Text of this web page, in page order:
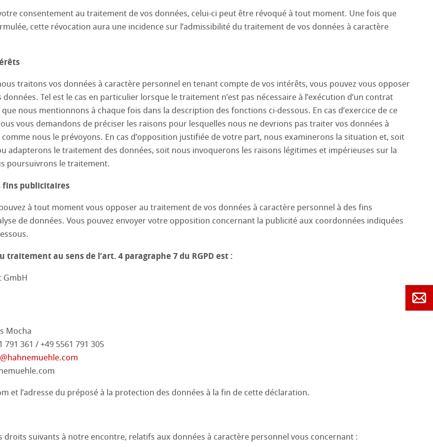
consentement au traitement de vos données, celui-ci peut être révoqué à tout moment. Une fois que
cette révocation aura une incidence sur l’admissibilité du traitement de vos données à caractère
traitons vos données à caractère personnel en tenant compte de vos intérêts, vous pouvez vous opposer
Tel est le cas en particulier lorsque le traitement n’est pas nécessaire à l’exécution d’un contrat
que nous mentionnons à chaque fois dans la description des fonctions ci-dessous. En cas d’exercice de ce
vous demandons de préciser les raisons pour lesquelles nous ne devrions pas traiter vos données à
nous le prévoyons. En cas d’opposition justifiée de votre part, nous examinerons la situation et, soit
adapterons le traitement des données, soit nous invoquerons les raisons légitimes et impérieuses sur la
poursuivrons le traitement.
fins publicitaires
à tout moment vous opposer au traitement de vos données à caractère personnel à des fins
de données. Vous pouvez envoyer votre opposition concernant la publicité aux coordonnées indiquées
traitement au sens de l’art. 4 paragraphe 7 du RGPD est :
GmbH
Mocha
791 361 / +49 5561 791 305
et l’adresse du préposé à la protection des données à la fin de cette déclaration.
droits suivants à notre encontre, relatifs aux données à caractère personnel vous concernant :